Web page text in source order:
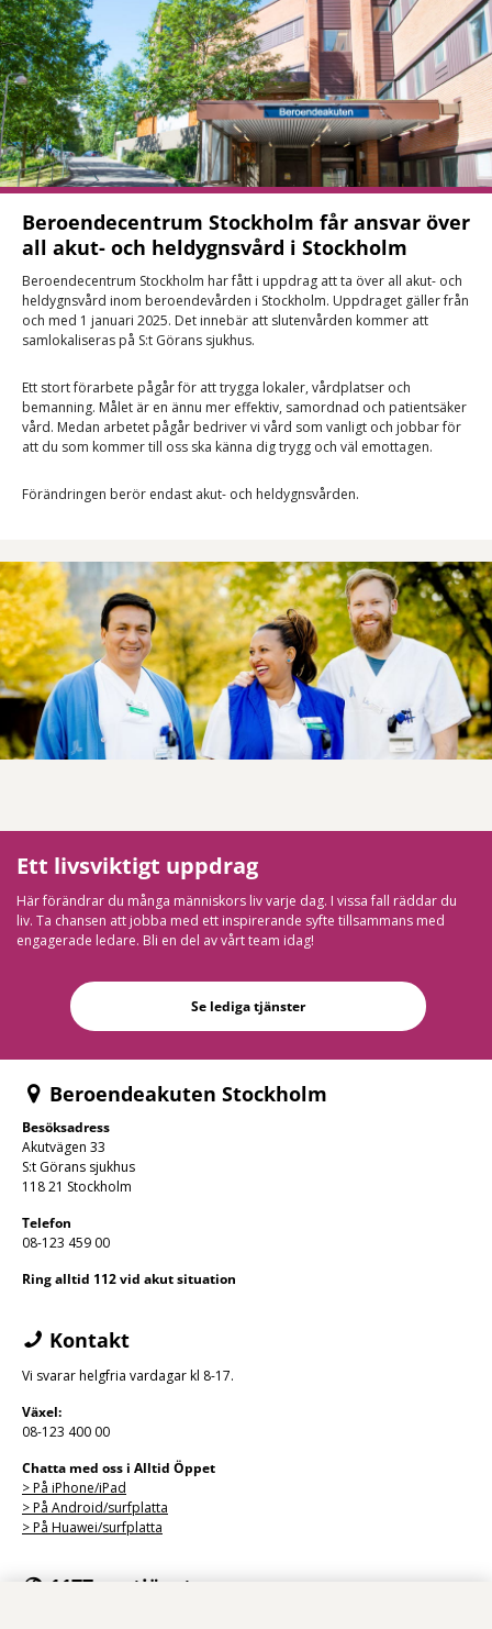
Beroendecentrum Stockholm får ansvar över
all akut- och heldygnsvård i Stockholm
Beroendecentrum Stockholm har fått i uppdrag att ta över all akut- och
heldygnsvård inom beroendevården i Stockholm. Uppdraget gäller från
och med 1 januari 2025. Det innebär att slutenvården kommer att
samlokaliseras på S:t Görans sjukhus.
Ett stort förarbete pågår för att trygga lokaler, vårdplatser och
bemanning. Målet är en ännu mer effektiv, samordnad och patientsäker
vård. Medan arbetet pågår bedriver vi vård som vanligt och jobbar för
att du som kommer till oss ska känna dig trygg och väl emottagen.
Förändringen berör endast akut- och heldygnsvården.
Ett livsviktigt uppdrag
Här förändrar du många människors liv varje dag. I vissa fall räddar du
liv. Ta chansen att jobba med ett inspirerande syfte tillsammans med
engagerade ledare. Bli en del av vårt team idag!
Se lediga tjänster
Beroendeakuten Stockholm
Besöksadress
Akutvägen 33
S:t Görans sjukhus
118 21 Stockholm
Telefon
08-123 459 00
Ring alltid 112 vid akut situation
Kontakt
Vi svarar helgfria vardagar kl 8-17.
Växel:
08-123 400 00
Chatta med oss i Alltid Öppet
> På iPhone/iPad
> På Android/surfplatta
> På Huawei/surfplatta
1177:s e-tjänster